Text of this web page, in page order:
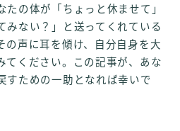
たの体が「ちょっと休ませて」
みない？」と送ってくれている
の声に耳を傾け、自分自身を大
てください。この記事が、あな
すための一助となれば幸いで